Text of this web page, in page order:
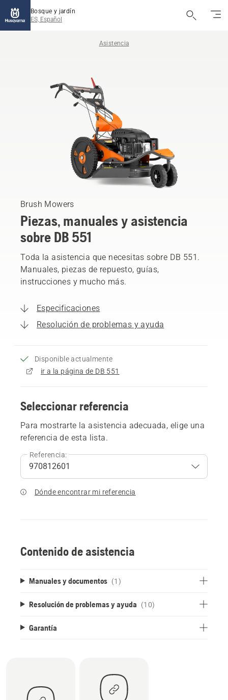
Bosque y jardín
ES, Español
Asistencia
Brush Mowers
Piezas, manuales y asistencia
sobre DB 551
Toda la asistencia que necesitas sobre DB 551.
Manuales, piezas de repuesto, guías,
instrucciones y mucho más.
Especificaciones
Resolución de problemas y ayuda
Disponible actualmente
ir a la página de DB 551
Seleccionar referencia
Para mostrarte la asistencia adecuada, elige una
referencia de esta lista.
Referencia:
Dónde encontrar mi referencia
Contenido de asistencia
Manuales y documentos (1)
Resolución de problemas y ayuda (10)
Garantía